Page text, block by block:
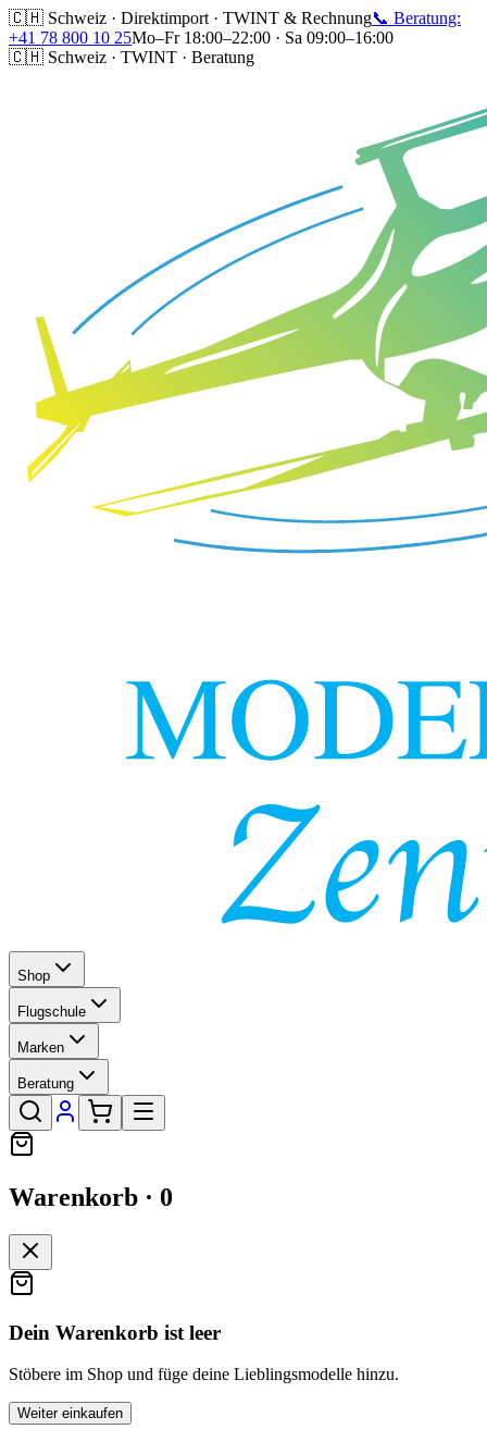
🇨🇭 Schweiz · Direktimport · TWINT & Rechnung📞 Beratung:
+41 78 800 10 25Mo–Fr 18:00–22:00 · Sa 09:00–16:00
🇨🇭 Schweiz · TWINT · Beratung
Shop
Flugschule
Marken
Beratung
Warenkorb · 0
Dein Warenkorb ist leer
Stöbere im Shop und füge deine Lieblingsmodelle hinzu.
Weiter einkaufen